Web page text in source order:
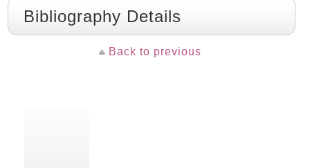
Bibliography Details
Back to previous